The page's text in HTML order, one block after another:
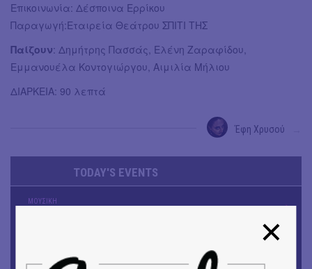
Επικοινωνία: Δέσποινα Ερρίκου
Παραγωγή:Εταιρεία Θεάτρου ΣΠΙΤΙ ΤΗΣ
Παίζουν: Δημήτρης Πασσάς, Ελένη Ζαραφίδου,
Εμμανουέλα Κοντογιώργου, Αιμιλία Μήλιου
ΔΙΑΡΚΕΙΑ: 90 λεπτά
Έφη Χρυσού
TODAY'S EVENTS
ΜΟΥΣΙΚΗ
Το 6ο Kournos Music Festival στη Λήμνο